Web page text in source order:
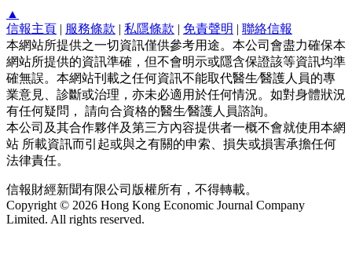
▲
信報主頁 | 服務條款 | 私隱條款 | 免責聲明 | 聯絡信報
本網站所提供之一切資訊僅供參考用途。本公司會盡力確保本
網站所提供的資訊準確，但不會明示或隱含保證該等資訊均準
確無誤。本網站刊載之任何資訊不能取代醫生∕醫護人員的專
業意見、診斷或治理，亦未必適用於任何情況。如對身體狀況
有任何疑問， 請向合資格的醫生∕醫護人員諮詢。
本公司及其合作夥伴及第三方內容提供者一概不會就使用本網
站 所載資訊而引起或與之有關的申索、損失或損害承擔任何
法律責任。
信報財經新聞有限公司版權所有，不得轉載。
Copyright © 2026 Hong Kong Economic Journal Company
Limited. All rights reserved.